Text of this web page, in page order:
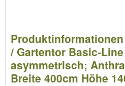
/ Gartentor Basic-
asymmetrisch;
Breite 400cm Höhe